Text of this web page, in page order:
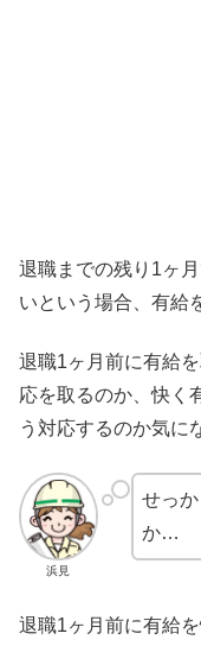
退職までの残り1ヶ
いという場合、有給
退職1ヶ月前に有給
応を取るのか、快く
う対応するのか気に
浜見
せっ
か…
退職1ヶ月前に有給